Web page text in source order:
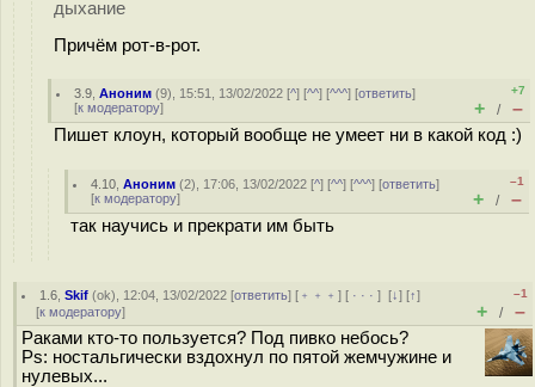
дыхание
Причём рот-в-рот.
3.9 ,Аноним (9), 15:51, 13/02/2022 [^] [^^] [^^^] [ответить]
[к модератору]
+7
+ / –
Пишет клоун, который вообще не умеет ни в какой код :)
4.10 ,Аноним (2), 17:06, 13/02/2022 [^] [^^] [^^^] [ответить]
[к модератору]
–1
+ / –
так научись и прекрати им быть
1.6 ,Skif (ok), 12:04, 13/02/2022 [ответить] [ ﹢﹢﹢] [ · · ·][↓] [↑]
[к модератору]
–1
+ / –
Раками кто-то пользуется? Под пивко небось?
Ps: ностальгически вздохнул по пятой жемчужине и
нулевых...